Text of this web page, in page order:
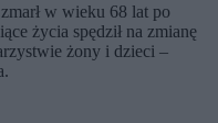
w wieku 68 lat po
życia spędził na zmianę
żony i dzieci –